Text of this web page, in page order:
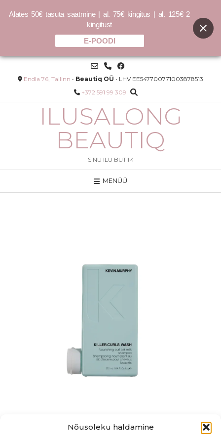
Nõusoleku haldamine
NO.10 BOND SHAPER CURL
DEFINING GEL
Skip
contentEndla 76, Tallinn • Beautiq OÜ • LHV EE547700771003878513
+372 591 99 309
ILUSALONG
BEAUTIQ
SINU ILU BUTIIK
MENÜÜ
Alates 50€ tasuta saatmine | al. 75€ kingitus | al. 125€ 2
kingitust
E-POODI